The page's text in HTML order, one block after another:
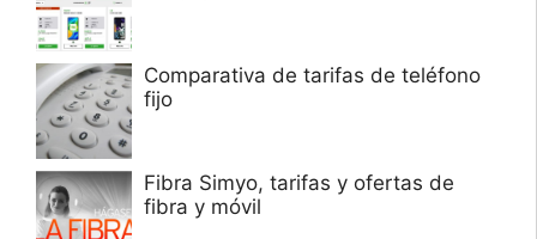
Comparativa de tarifas de teléfono
fijo
Fibra Simyo, tarifas y ofertas de
fibra y móvil